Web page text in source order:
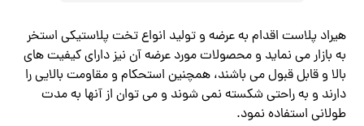
هیراد پلاست اقدام به عرضه و تولید انواع تخت پلاستیکی استخر
به بازار می نماید و محصولات مورد عرضه آن نیز دارای کیفیت های
بالا و قابل قبول می باشند، همچنین استحکام و مقاومت بالایی را
دارند و به راحتی شکسته نمی شوند و می توان از آنها به مدت
طولانی استفاده نمود.